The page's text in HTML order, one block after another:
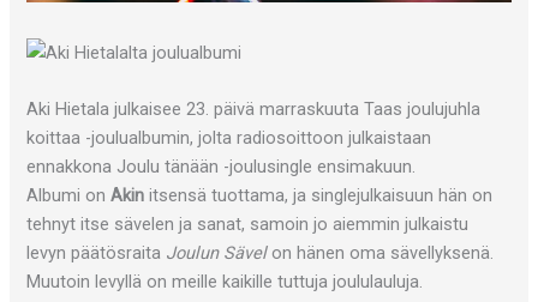
Aki Hietala julkaisee 23. päivä marraskuuta Taas joulujuhla
koittaa -joulualbumin, jolta radiosoittoon julkaistaan
ennakkona Joulu tänään -joulusingle ensimakuun.
Albumi onAkin itsensä tuottama, ja singlejulkaisuun hän on
tehnyt itse sävelen ja sanat, samoin jo aiemmin julkaistu
levyn päätösraita Joulun Sävelon hänen oma sävellyksenä.
Muutoin levyllä on meille kaikille tuttuja joululauluja.